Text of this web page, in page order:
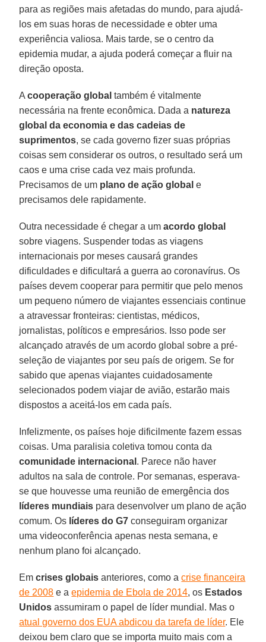
para as regiões mais afetadas do mundo, para ajudá-
los em suas horas de necessidade e obter uma
experiência valiosa. Mais tarde, se o centro da
epidemia mudar, a ajuda poderá começar a fluir na
direção oposta.
Acooperação global também é vitalmente
necessária na frente econômica. Dada a natureza
global da economia e das cadeias de
suprimentos, se cada governo fizer suas próprias
coisas sem considerar os outros, o resultado será um
caos e uma crise cada vez mais profunda.
Precisamos de um plano de ação global e
precisamos dele rapidamente.
Outra necessidade é chegar a umacordo global
sobre viagens. Suspender todas as viagens
internacionais por meses causará grandes
dificuldades e dificultará a guerra ao coronavírus. Os
países devem cooperar para permitir que pelo menos
um pequeno número de viajantes essenciais continue
a atravessar fronteiras: cientistas, médicos,
jornalistas, políticos e empresários. Isso pode ser
alcançado através de um acordo global sobre a pré-
seleção de viajantes por seu país de origem. Se for
sabido que apenas viajantes cuidadosamente
selecionados podem viajar de avião, estarão mais
dispostos a aceitá-los em cada país.
Infelizmente, os países hoje dificilmente fazem essas
coisas. Uma paralisia coletiva tomou conta da
comunidade internacional . Parece não haver
adultos na sala de controle. Por semanas, esperava-
se que houvesse uma reunião de emergência dos
líderes mundiais para desenvolver um plano de ação
comum. Os líderes do G7 conseguiram organizar
uma videoconferência apenas nesta semana, e
nenhum plano foi alcançado.
Emcrises globais anteriores, como acrise financeira
de 2008 e aepidemia de Ebola de 2014, os Estados
Unidos assumiram o papel de líder mundial. Mas o
atual governo dos EUA abdicou da tarefa de líder. Ele
deixou bem claro que se importa muito mais com a